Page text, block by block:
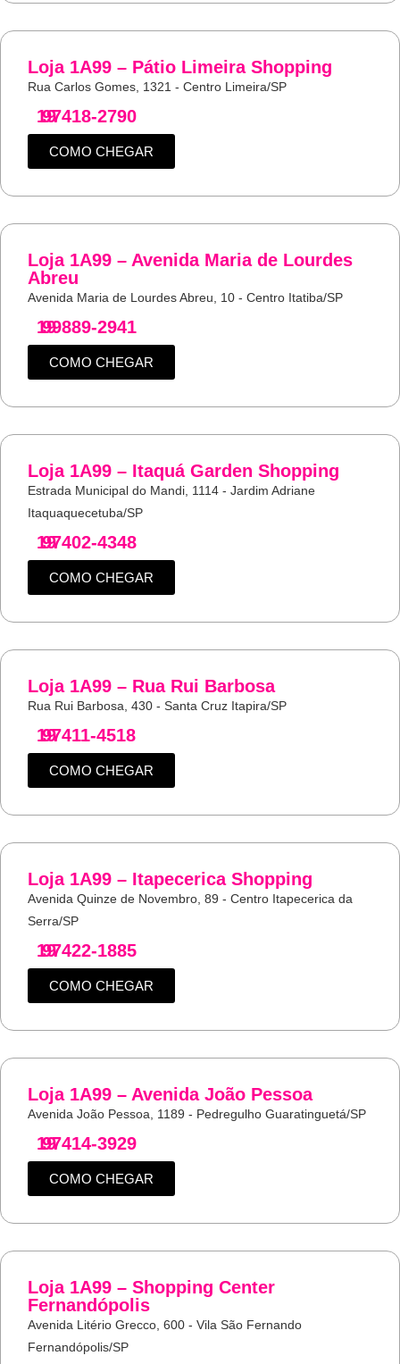
Loja 1A99 – Pátio Limeira Shopping
Rua Carlos Gomes, 1321 - Centro Limeira/SP
19
97418-2790
COMO CHEGAR
Loja 1A99 – Avenida Maria de Lourdes
Abreu
Avenida Maria de Lourdes Abreu, 10 - Centro Itatiba/SP
19
99889-2941
COMO CHEGAR
Loja 1A99 – Itaquá Garden Shopping
Estrada Municipal do Mandi, 1114 - Jardim Adriane
Itaquaquecetuba/SP
19
97402-4348
COMO CHEGAR
Loja 1A99 – Rua Rui Barbosa
Rua Rui Barbosa, 430 - Santa Cruz Itapira/SP
19
97411-4518
COMO CHEGAR
Loja 1A99 – Itapecerica Shopping
Avenida Quinze de Novembro, 89 - Centro Itapecerica da
Serra/SP
19
97422-1885
COMO CHEGAR
Loja 1A99 – Avenida João Pessoa
Avenida João Pessoa, 1189 - Pedregulho Guaratinguetá/SP
19
97414-3929
COMO CHEGAR
Loja 1A99 – Shopping Center
Fernandópolis
Avenida Litério Grecco, 600 - Vila São Fernando
Fernandópolis/SP